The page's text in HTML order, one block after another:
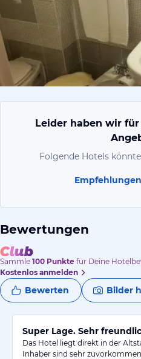
Leider haben wir
Folgende Hotels
Bewertungen
Sammle 100 Punkte für Deine
Kostenlos anmelden
Bewerten Bilder
Super Lage. Sehr
Das Hotel liegt direkt in der
Inhaber sind sehr